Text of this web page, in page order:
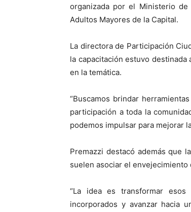
organizada por el Ministerio
Adultos Mayores de la Capital.
La directora de Participación
la capacitación estuvo
en la temática.
“Buscamos brindar
participación a toda la
podemos impulsar para mejorar
Premazzi destacó además que
suelen asociar el
“La idea es transformar esos
incorporados y avanzar hacia